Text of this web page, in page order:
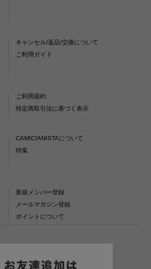
キャンセル/返品/交換について
ご利用ガイド
ご利用規約
特定商取引法に基づく表示
CAMICIANISTAについて
特集
新規メンバー登録
メールマガジン登録
ポイントについて